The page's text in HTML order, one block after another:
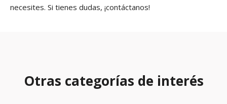
necesites. Si tienes dudas, ¡contáctanos!
Otras categorías de interés